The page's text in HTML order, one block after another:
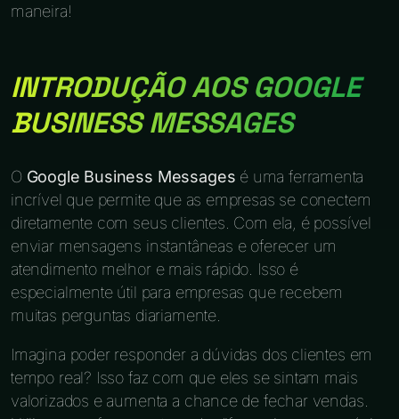
maneira!
INTRODUÇÃO AOS GOOGLE
BUSINESS MESSAGES
O Google Business Messages é uma ferramenta
incrível que permite que as empresas se conectem
diretamente com seus clientes. Com ela, é possível
enviar mensagens instantâneas e oferecer um
atendimento melhor e mais rápido. Isso é
especialmente útil para empresas que recebem
muitas perguntas diariamente.
Imagina poder responder a dúvidas dos clientes em
tempo real? Isso faz com que eles se sintam mais
valorizados e aumenta a chance de fechar vendas.